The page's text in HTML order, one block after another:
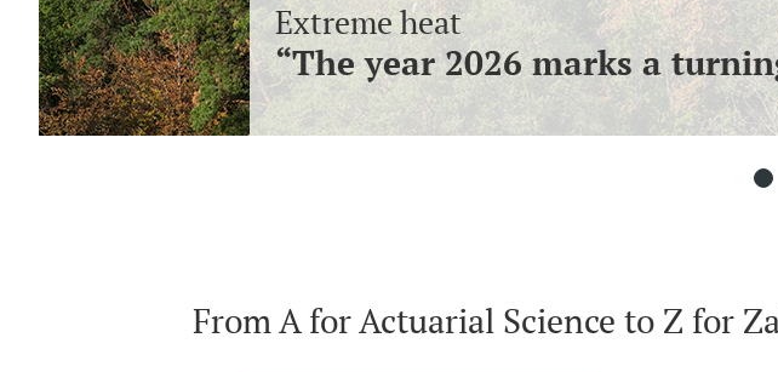
Extreme heat
“The year 2026 marks a
From A for Actuarial Science to Z for